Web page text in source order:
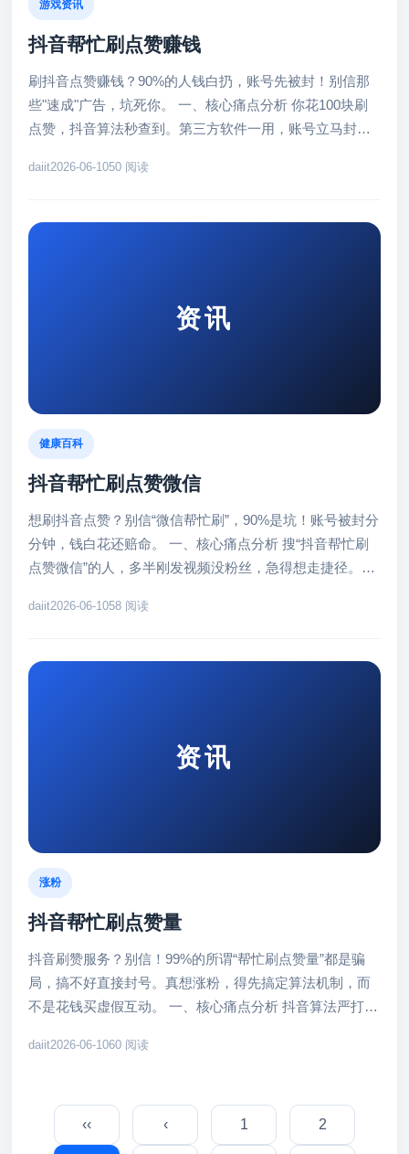
游戏资讯
抖音帮忙刷点赞赚钱
刷抖音点赞赚钱？90%的人钱白扔，账号先被封！别信那
些"速成"广告，坑死你。 一、核心痛点分析 你花100块刷
点赞，抖音算法秒查到。第三方软件一用，账号立马封
daiit2026-06-1050 阅读
资讯
健康百科
抖音帮忙刷点赞微信
想刷抖音点赞？别信“微信帮忙刷”，90%是坑！账号被封分
分钟，钱白花还赔命。 一、核心痛点分析 搜“抖音帮忙刷
点赞微信”的人，多半刚发视频没粉丝，急得想走捷径。他
daiit2026-06-1058 阅读
资讯
涨粉
抖音帮忙刷点赞量
抖音刷赞服务？别信！99%的所谓“帮忙刷点赞量”都是骗
局，搞不好直接封号。真想涨粉，得先搞定算法机制，而
不是花钱买虚假互动。 一、核心痛点分析 抖音算法严打刷
daiit2026-06-1060 阅读
‹‹ ‹ 1 2